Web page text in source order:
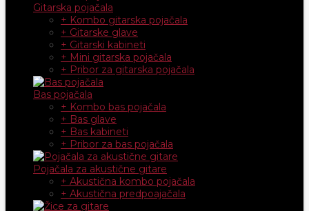
Gitarska pojačala
+ Kombo gitarska pojačala
+ Gitarske glave
+ Gitarski kabineti
+ Mini gitarska pojačala
+ Pribor za gitarska pojačala
Bas pojačala
+ Kombo bas pojačala
+ Bas glave
+ Bas kabineti
+ Pribor za bas pojačala
Pojačala za akustične gitare
+ Akustična kombo pojačala
+ Akustična predpoajačala